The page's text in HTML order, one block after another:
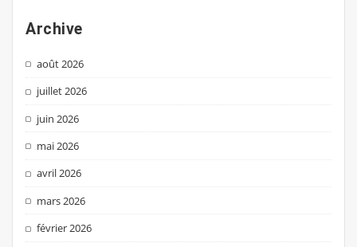
Archive
août 2026
juillet 2026
juin 2026
mai 2026
avril 2026
mars 2026
février 2026